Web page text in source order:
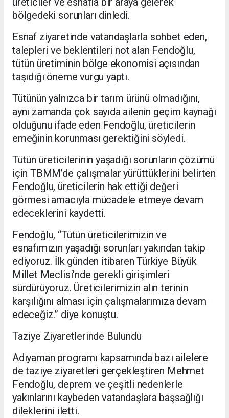
bölgedeki sorunları dinledi.
Esnaf ziyaretinde vatandaşlarla sohbet eden,
talepleri ve beklentileri not alan Fendoğlu,
tütün üretiminin bölge ekonomisi açısından
taşıdığı öneme vurgu yaptı.
Tütünün yalnızca bir tarım ürünü olmadığını,
aynı zamanda çok sayıda ailenin geçim kaynağı
olduğunu ifade eden Fendoğlu, üreticilerin
emeğinin korunması gerektiğini söyledi.
Tütün üreticilerinin yaşadığı sorunların çözümü
için TBMM’de çalışmalar yürüttüklerini belirten
Fendoğlu, üreticilerin hak ettiği değeri
görmesi amacıyla mücadele etmeye devam
edeceklerini kaydetti.
Fendoğlu, “Tütün üreticilerimizin ve
esnafımızın yaşadığı sorunları yakından takip
ediyoruz. İlk günden itibaren Türkiye Büyük
Millet Meclisi’nde gerekli girişimleri
sürdürüyoruz. Üreticilerimizin alın terinin
karşılığını alması için çalışmalarımıza devam
edeceğiz.” diye konuştu.
Taziye Ziyaretlerinde Bulundu
Adıyaman programı kapsamında bazı ailelere
de taziye ziyaretleri gerçekleştiren Mehmet
Fendoğlu, deprem ve çeşitli nedenlerle
yakınlarını kaybeden vatandaşlara başsağlığı
dileklerini iletti.